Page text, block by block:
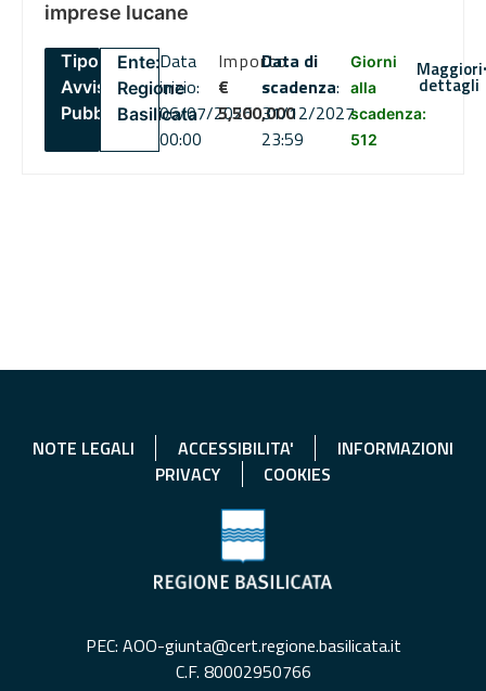
imprese lucane
Tipo:
Avviso
Pubblico
Ente:
Regione
Basilicata
Data
inizio:
06/07/2026
00:00
Importo
€
5,500,000
Data di
scadenza:
31/12/2027
23:59
Giorni
alla
scadenza:
512
Maggiori
dettagli
NOTE LEGALI ACCESSIBILITA'
INFORMAZIONI
PRIVACY
COOKIES
PEC: AOO-giunta@cert.regione.basilicata.it
C.F. 80002950766